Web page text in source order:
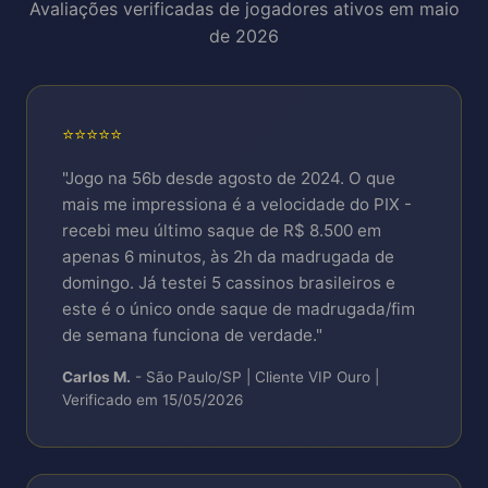
Transparência total:Em novembro/2024,
48.9 milhões apostados, resultando em RTP
de 94-95%).
Depósito R$ 100 | Saque R$ 200 |
Ethereum (ETH):Depósito R$ 150 |
Limites diários: R$ 20.000 conta padrão | R$
100.000 VIP Diamante
Avaliações verificadas de jogadores ativos em maio
de 2026
⭐⭐⭐⭐⭐
"Jogo na 56b desde agosto de 2024. O que
mais me impressiona é a velocidade do PIX -
recebi meu último saque de R$ 8.500 em
apenas 6 minutos, às 2h da madrugada de
domingo. Já testei 5 cassinos brasileiros e
este é o único onde saque de madrugada/fim
de semana funciona de verdade."
Carlos M. - São Paulo/SP | Cliente VIP Ouro |
Verificado em 15/05/2026